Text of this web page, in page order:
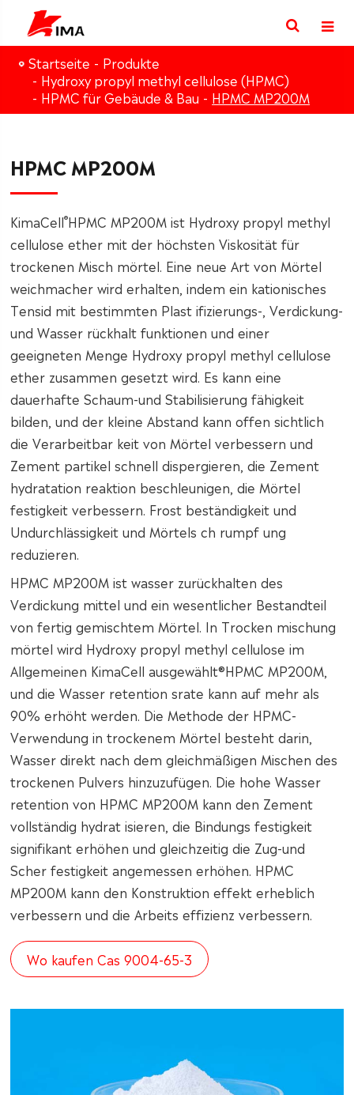
Startseite
Produkte
Hydroxy propyl methyl cellulose (HPMC)
HPMC für Gebäude & Bau
HPMC MP200M
HPMC MP200M
KimaCell®HPMC MP200M ist Hydroxy propyl methyl
cellulose ether mit der höchsten Viskosität für
trockenen Misch mörtel. Eine neue Art von Mörtel
weichmacher wird erhalten, indem ein kationisches
Tensid mit bestimmten Plast ifizierungs-, Verdickung-
und Wasser rückhalt funktionen und einer
geeigneten Menge Hydroxy propyl methyl cellulose
ether zusammen gesetzt wird. Es kann eine
dauerhafte Schaum-und Stabilisierung fähigkeit
bilden, und der kleine Abstand kann offen sichtlich
die Verarbeitbar keit von Mörtel verbessern und
Zement partikel schnell dispergieren, die Zement
hydratation reaktion beschleunigen, die Mörtel
festigkeit verbessern. Frost beständigkeit und
Undurchlässigkeit und Mörtels ch rumpf ung
reduzieren.
HPMC MP200M ist wasser zurückhalten des
Verdickung mittel und ein wesentlicher Bestandteil
von fertig gemischtem Mörtel. In Trocken mischung
mörtel wird Hydroxy propyl methyl cellulose im
Allgemeinen KimaCell ausgewählt®HPMC MP200M,
und die Wasser retention srate kann auf mehr als
90% erhöht werden. Die Methode der HPMC-
Verwendung in trockenem Mörtel besteht darin,
Wasser direkt nach dem gleichmäßigen Mischen des
trockenen Pulvers hinzuzufügen. Die hohe Wasser
retention von HPMC MP200M kann den Zement
vollständig hydrat isieren, die Bindungs festigkeit
signifikant erhöhen und gleichzeitig die Zug-und
Scher festigkeit angemessen erhöhen. HPMC
MP200M kann den Konstruktion effekt erheblich
verbessern und die Arbeits effizienz verbessern.
Wo kaufen Cas 9004-65-3